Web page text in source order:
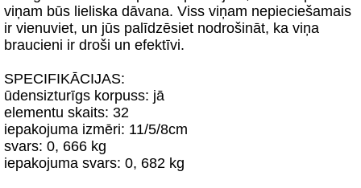
viņam būs lieliska dāvana. Viss viņam nepieciešamais
ir vienuviet, un jūs palīdzēsiet nodrošināt, ka viņa
braucieni ir droši un efektīvi.
SPECIFIKĀCIJAS:
ūdensizturīgs korpuss: jā
elementu skaits: 32
iepakojuma izmēri: 11/5/8cm
svars: 0, 666 kg
iepakojuma svars: 0, 682 kg